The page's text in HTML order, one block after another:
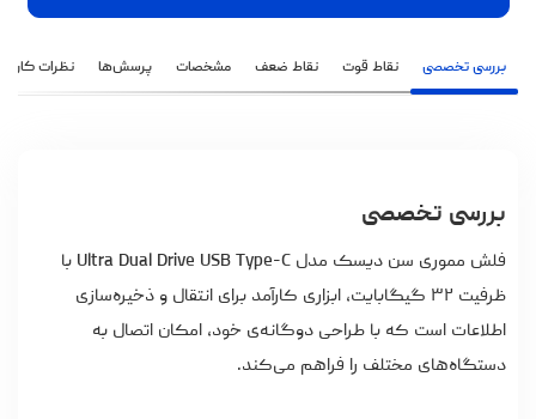
بررسی تخصصی نقاط قوت نقاط ضعف مشخصات پرسش‌ها نظرات
بررسی تخصصی
فلش مموری سن دیسک مدل Ultra Dual Drive USB Type-C با
ظرفیت ۳۲ گیگابایت، ابزاری کارآمد برای انتقال و ذخیره‌سازی
اطلاعات است که با طراحی دوگانه‌ی خود، امکان اتصال به
دستگاه‌های مختلف را فراهم می‌کند.